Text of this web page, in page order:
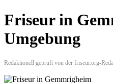
Friseur in
Umgebung
Redaktionell geprüft von der friseur.org-